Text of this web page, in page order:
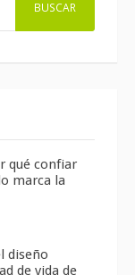
qué confiar
marca la
diseño
de vida de